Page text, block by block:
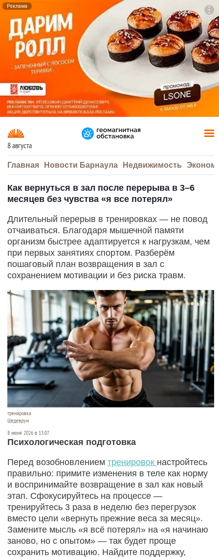
Реклама
8 августа
Главная Новости Барнаула Недвижимость
Как вернуться в зал после перерыва в 3–6
месяцев без чувства «я все потерял»
Длительный перерыв в тренировках — не повод
отчаиваться. Благодаря мышечной памяти
организм быстрее адаптируется к нагрузкам, чем
при первых занятиях спортом. Разберём
пошаговый план возвращения в зал с
сохранением мотивации и без риска травм.
тренировка
Шедеврум
8 июня 2026 в 13:07
Психологическая подготовка
Перед возобновлением тренировок настройтесь
правильно: примите изменения в теле как норму
и воспринимайте возвращение в зал как новый
этап. Сфокусируйтесь на процессе —
тренируйтесь 3 раза в неделю без перегрузок
вместо цели «вернуть прежние веса за месяц».
Замените мысль «я всё потерял» на «я начинаю
заново, но с опытом» — так будет проще
сохранить мотивацию. Найдите поддержку,